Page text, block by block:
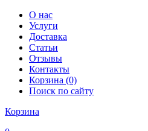
О нас
Услуги
Доставка
Статьи
Отзывы
Контакты
Корзина (0)
Поиск по сайту
Корзина